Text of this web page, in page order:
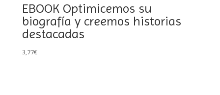
EBOOK Optimicemos su
biografía y creemos historias
destacadas
3,77€